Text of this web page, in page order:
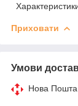
Приховати
Умови
Нова Пошта